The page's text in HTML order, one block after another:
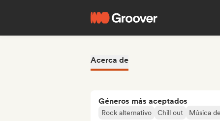
Acerca de
Géneros más aceptados
Rock alternativo Chill out Música